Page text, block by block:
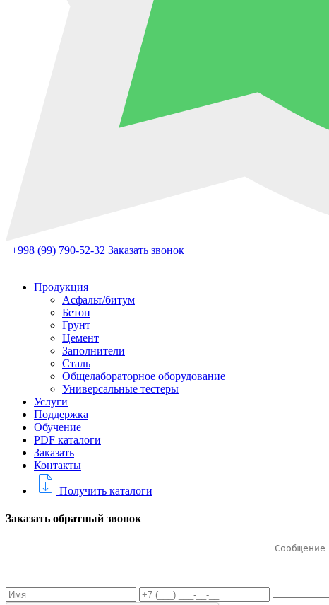
+998 (99) 790-52-32 Заказать звонок
Продукция
Асфальт/битум
Бетон
Грунт
Цемент
Заполнители
Сталь
Общелабораторное оборудование
Универсальные тестеры
Услуги
Поддержка
Обучение
PDF каталоги
Заказать
Контакты
Получить каталоги
Заказать обратный звонок